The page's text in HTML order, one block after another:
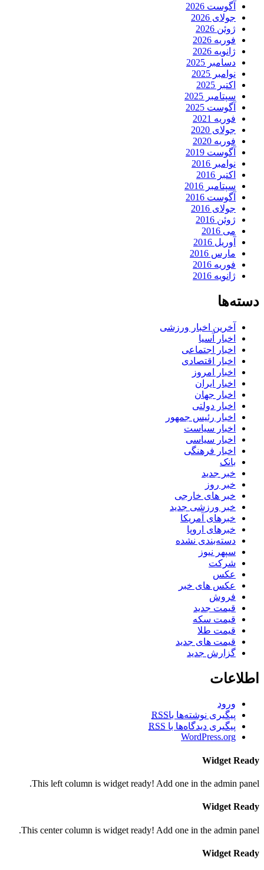
آگوست 2026
جولای 2026
ژوئن 2026
فوریه 2026
ژانویه 2026
دسامبر 2025
نوامبر 2025
اکتبر 2025
سپتامبر 2025
آگوست 2025
فوریه 2021
جولای 2020
فوریه 2020
آگوست 2019
نوامبر 2016
اکتبر 2016
سپتامبر 2016
آگوست 2016
جولای 2016
ژوئن 2016
می 2016
آوریل 2016
مارس 2016
فوریه 2016
ژانویه 2016
دسته‌ها
آخرین اخبار ورزشی
اخبار آسیا
اخبار اجتماعی
اخبار اقتصادی
اخبار امروز
اخبار ایران
اخبار جهان
اخبار دولتی
اخبار رئیس جمهور
اخبار سیاست
اخبار سیاسی
اخبار فرهنگی
بانک
خبر جدید
خبر روز
خبر های خارجی
خبر ورزشی جدید
خبرهای آمریکا
خبرهای اروپا
دسته‌بندی نشده
سپهر نیوز
شرکت
عکس
عکس های خبر
فروش
قیمت جدید
قیمت سکه
قیمت طلا
قیمت های جدید
گزارش جدید
اطلاعات
ورود
پیگیری نوشته‌ها باRSS
پیگیری دیدگاه‌ها با RSS
WordPress.org
Widget Ready
This left column is widget ready! Add one in the admin panel.
Widget Ready
This center column is widget ready! Add one in the admin panel.
Widget Ready